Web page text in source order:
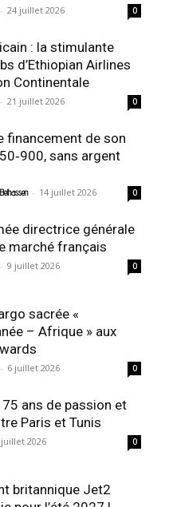
- 24 juillet 2026 0
: la stimulante
d’Ethiopian Airlines
Continentale
- 21 juillet 2026 0
financement de son
sans argent
- 14 juillet 2026 0
directrice générale
marché français
- 9 juillet 2026 0
sacrée «
– Afrique » aux
- 6 juillet 2026 0
ans de passion et
Paris et Tunis
juillet 2026 0
britannique Jet2